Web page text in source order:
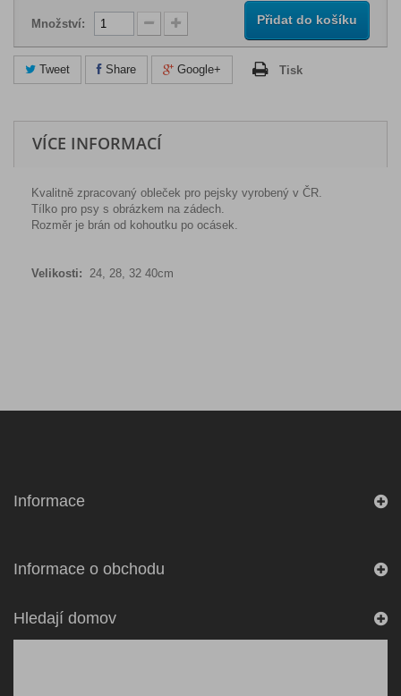
Množství: Přidat do košíku
Tweet Share Google+ Tisk
VÍCE INFORMACÍ
Kvalitně zpracovaný obleček pro pejsky vyrobený v ČR.
Tílko pro psy s obrázkem na zádech.
Rozměr je brán od kohoutku po ocásek.
Velikosti: 24, 28, 32 40cm
Informace
Informace o obchodu
Hledají domov